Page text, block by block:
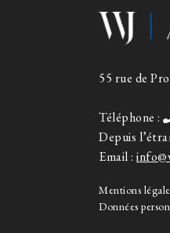
55 rue de
Téléphone :
Depuis
Email :
Mentions
Données